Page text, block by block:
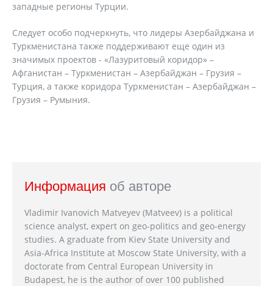
западные регионы Турции.
Следует особо подчеркнуть, что лидеры Азербайджана и
Туркменистана также поддерживают еще один из
значимых проектов - «Лазуритовый коридор» –
Афганистан – Туркменистан – Азербайджан – Грузия –
Турция, а также коридора Туркменистан – Азербайджан –
Грузия – Румыния.
Информация об авторе
Vladimir Ivanovich Matveyev (Matveev) is a political
science analyst, expert on geo-politics and geo-energy
studies. A graduate from Kiev State University and
Asia-Africa Institute at Moscow State University, with a
doctorate from Central European University in
Budapest, he is the author of over 100 published